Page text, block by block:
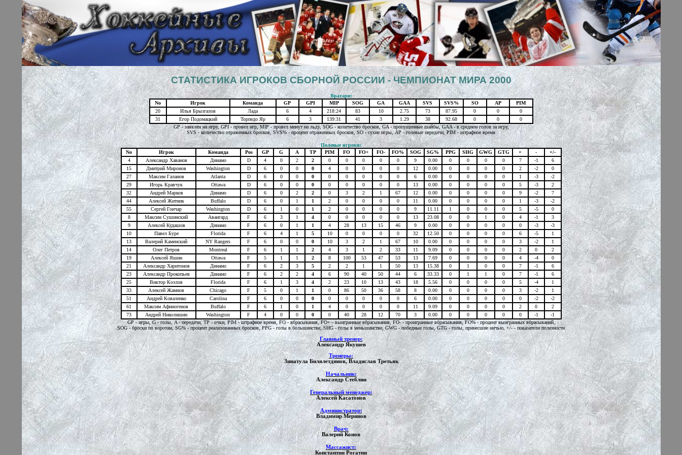
СТАТИСТИКА ИГРОКОВ СБОРНОЙ РОССИИ - ЧЕМПИОНАТ МИРА 2000
Вратари:
No
Игрок Команда GP GPI MIP SOG GA GAA SVS SVS% SO AP
PIM
20
Илья Брызгалов Лада 6 4 218:24 83 10 2.75 73 87.95 0 0
0
31
Егор Подомацкий Торпедо Яр 6 3 139:31 41 3 1.29 38 92.68 0 0
0
GP - заявлен на игру, GPI - провел игр, MIP - провел минут на льду, SOG - количество бросков, GA - пропущенные шайбы, GAA - в среднем голов за игру,
SVS - количество отраженных бросков, SVS% - процент отраженных бросков, SO - сухие игры, AP - голевые передачи, PIM - штрафное время
Полевые игроки:
No
Игрок Команда Pos GP G A TP PIM FO FO+ FO- FO% SOG SG% PPG SHG GWG GTG + -
+/-
4
Александр Хаванов Динамо D 4 0 2 2 0 0 0 0 0 9 0.00 0 0 0 0 7 -1
6
15
Дмитрий Миронов Washington D 6 0 0 0 4 0 0 0 0 12 0.00 0 0 0 0 2 -2
0
27
Максим Галанов Atlanta D 6 0 0 0 0 0 0 0 0 6 0.00 0 0 0 0 1 -3
-2
29
Игорь Кравчук Ottawa D 6 0 0 0 0 0 0 0 0 13 0.00 0 0 0 0 5 -3
2
32
Андрей Марков Динамо D 6 0 2 2 0 3 2 1 67 12 0.00 0 0 0 0 9 -2
7
44
Алексей Житник Buffalo D 6 0 1 1 2 0 0 0 0 11 0.00 0 0 0 0 1 -3
-2
55
Сергей Гончар Washington D 6 1 0 1 2 0 0 0 0 9 11.11 1 0 0 0 5 -5
0
8
Максим Сушинский Авангард F 6 3 1 4 0 0 0 0 0 13 23.08 0 0 1 0 4 -1
3
9
Алексей Кудашов Динамо F 6 0 1 1 4 28 13 15 46 9 0.00 0 0 0 0 0 -3
-3
10
Павел Буре Florida F 6 4 1 5 10 0 0 0 0 32 12.50 0 0 0 0 6 -5
1
13
Валерий Каменский NY Rangers F 6 0 0 0 10 3 2 1 67 10 0.00 0 0 0 0 3 -2
1
14
Олег Петров Montreal F 6 1 1 2 4 3 1 2 33 11 9.09 0 0 0 0 2 0
2
19
Алексей Яшин Ottawa F 5 1 1 2 8 100 53 47 53 13 7.69 0 0 0 0 4 -4
0
21
Александр Харитонов Динамо F 6 2 3 5 2 2 1 1 50 13 15.38 0 1 0 0 7 -1
6
23
Александр Прокопьев Динамо F 6 2 2 4 6 90 40 50 44 6 33.33 0 1 1 0 7 -1
6
25
Виктор Козлов Florida F 6 1 3 4 2 23 10 13 43 18 5.56 0 0 0 0 5 -4
1
33
Алексей Жамнов Chicago F 5 0 1 1 0 86 50 36 58 8 0.00 0 0 0 0 3 -2
1
51
Андрей Коваленко Carolina F 6 0 0 0 0 0 0 0 0 6 0.00 0 0 0 0 0 -2
-2
61
Максим Афиногенов Buffalo F 6 1 0 1 4 0 0 0 0 11 9.09 0 0 0 0 2 0
2
73
Андрей Николишин Washington F 4 0 0 0 0 40 28 12 70 3 0.00 0 0 0 0 0 -1
-1
GP - игры, G - голы, A - передачи, TP - очки, PIM - штрафное время, FO - вбрасывания, FO+ - выигранные вбрасывания, FO- - проигранные вбрасывания, FO% - процент выигранных вбрасываний,
SOG - броски по воротам, SG% - процент реализованных бросков, PPG - голы в большинстве, SHG - голы в меньшинстве, GWG - победные голы, GTG - голы, принесшие ничью, +/- - показатели полезности
Главный тренер:
Александр Якушев
Тренеры:
Зинатула Билялетдинов, Владислав Третьяк
Начальник:
Александр Стеблин
Генеральный менеджер:
Алексей Касатонов
Администратор:
Владимир Меринов
Врач:
Валерий Конов
Массажист:
Константин Рогатин